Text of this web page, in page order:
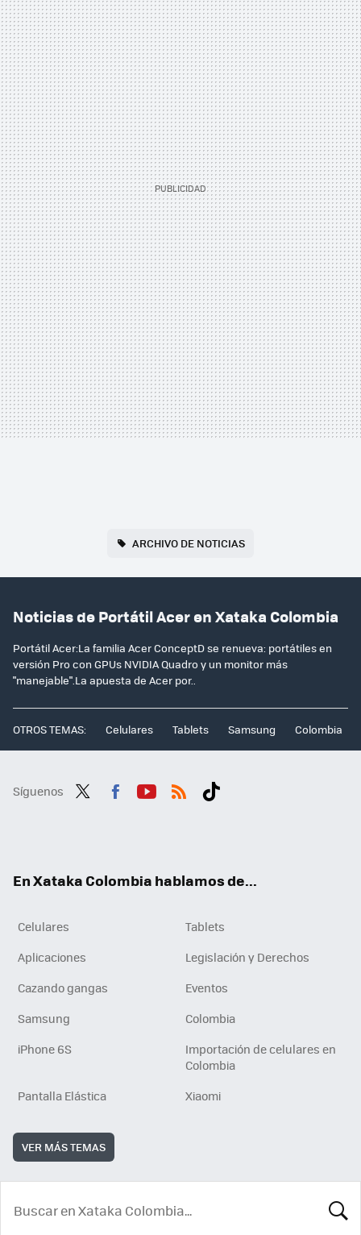
ARCHIVO DE NOTICIAS
Noticias de Portátil Acer en Xataka Colombia
Portátil Acer:La familia Acer ConceptD se renueva: portátiles en
versión Pro con GPUs NVIDIA Quadro y un monitor más
"manejable".La apuesta de Acer por..
OTROS TEMAS: Celulares Tablets Samsung Colombia
Síguenos
En Xataka Colombia hablamos de...
Celulares
Tablets
Aplicaciones
Legislación y Derechos
Cazando gangas
Eventos
Samsung
Colombia
iPhone 6S
Importación de celulares en
Colombia
Pantalla Elástica
Xiaomi
VER MÁS TEMAS